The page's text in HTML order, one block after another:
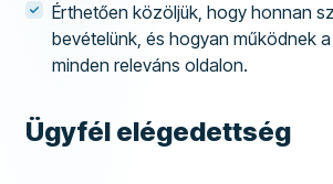
Érthetően közöljük, hogy honnan
bevételünk, és hogyan működnek
minden releváns oldalon.
Ügyfél elégedettség